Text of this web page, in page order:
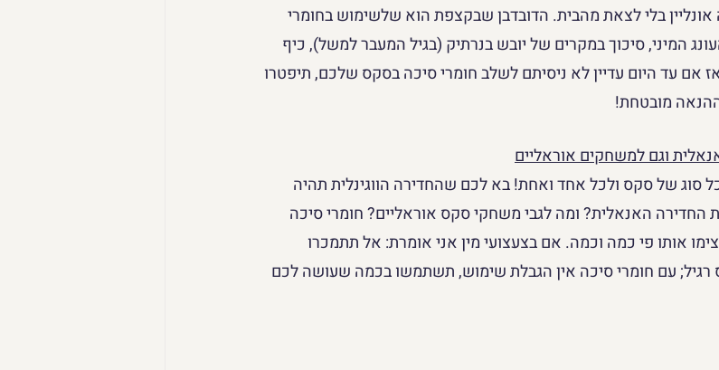
בלי לצאת מהבית. הדובדבן שבקצפת הוא שלשימוש בחומרי
המיני, סיכוך במקרים של יובש בנרתיק (בגיל המעבר למשל), כיף
עד היום עדיין לא ניסיתם לשלב חומרי סיכה בסקס שלכם, תיפטרו
מובטחת!
וגם למשחקים אוראליים
סוג של סקס ולכל אחד ואחת! בא לכם שהחדירה הווגינלית תהיה
החדירה האנאלית? ומה לגבי משחקי סקס אוראליים? חומרי סיכה
אותו פי כמה וכמה. אם בצעצועי מין אני אומרת: אל תתמכרו
רגיל; עם חומרי סיכה אין הגבלת שימוש, תשתמשו בכמה שעושה לכם